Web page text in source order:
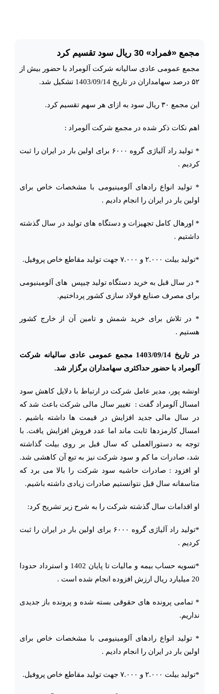
مجمع «فمراد» 30 ریال سود تقسیم کرد
مجمع عمومی عادی سالیانه شرکت آلومراد با حضور بیش از
۵۲ درصد سهامداران در تاریخ 1403/09/14 تشکیل شد.
این مجمع ۳۰ ریال سود به ازای هر سهم تقسیم کرد.
اهم نکات ذکر شده در مجمع شرکت آلومراد :
* تولید راد آلیاژی گروه ۶۰۰۰ برای اولین بار در ایران را ثبت
کردیم .
* تولید انواع رادهای آلومینیومی با مشخصات خاص برای
اولین بار در ایران را انجام دادیم .
* اورهال کامل تجهیزات و دستگاه های تولید در سال گذشته
داشتیم .
*تولید بیلت ۲.۰۰۰ و ۷.۰۰۰ جهت تولید مقاطع خاص پروفیل.
* در سال قبل به خرید دستگاه تولید چیپس های آلومینیومی
برای مصرف صنایع فولاد سازی کشور پرداختیم.
* در تلاش برای خرید شمش و تامین آن از خارج کشور
هستیم .
در تاریخ 1403/09/14 مجمع عمومی عادی سالیانه شرکت
آلومراد با حضور حداکثری سهامداران برگزار شد.
اونشه پور، مدیر عامل شرکت در ارتباط با دلایل کاهش سود
امسال آلومراد گفت : تغییر سال مالی شرکت باعث شد که
در سال مالی جدید افزایش در قیمت ها داشته باشیم .
امسال کارمزدها ثابت ماند اما عدد فروش افزایش یافت. با
توجه به دستورالعملی که سال قبل بر روی بیلت گذاشته
شد، صادرات ما کم و سود شرکت نیز به تبع آن کاهشی شد.
او افزود : صادرات حاشیه سود شرکت را بالا می برد که
متاسفانه سال قبل نتوانستیم صادرات زیادی داشته باشیم.
او اقدامات سال گذشته شرکت را به شرح زیر تشریح کرد:
*تولید راد آلیاژی گروه ۶۰۰۰ برای اولین بار در ایران را ثبت
کردیم .
*تسویه حساب بیمه و مالیات تا پایان 1402 و استرداد حدودا
20 میلیارد ریال ارزش افزوده انجام شده است .
* تمامی پرونده های حقوقی بسته شده و پرونده باز جدیدی
نداریم.
* تولید انواع رادهای آلومینیومی با مشخصات خاص برای
اولین بار در ایران را انجام دادیم .
*تولید بیلت ۲.۰۰۰ و ۷.۰۰۰ جهت تولید مقاطع خاص پروفیل.